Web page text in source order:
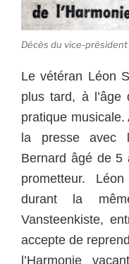
Décès du vice-
Le vétéran Léon
plus tard, à
pratique
la presse avec
Bernard âgé de 5
prometteur.
durant la
Vansteenkiste,
accepte de
l’Harmonie